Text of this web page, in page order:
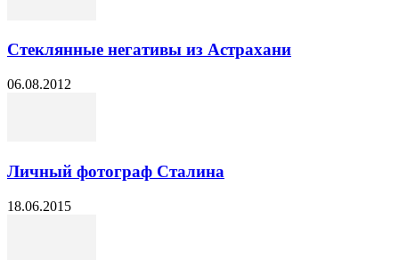
Стеклянные негативы из Астрахани
06.08.2012
Личный фотограф Сталина
18.06.2015